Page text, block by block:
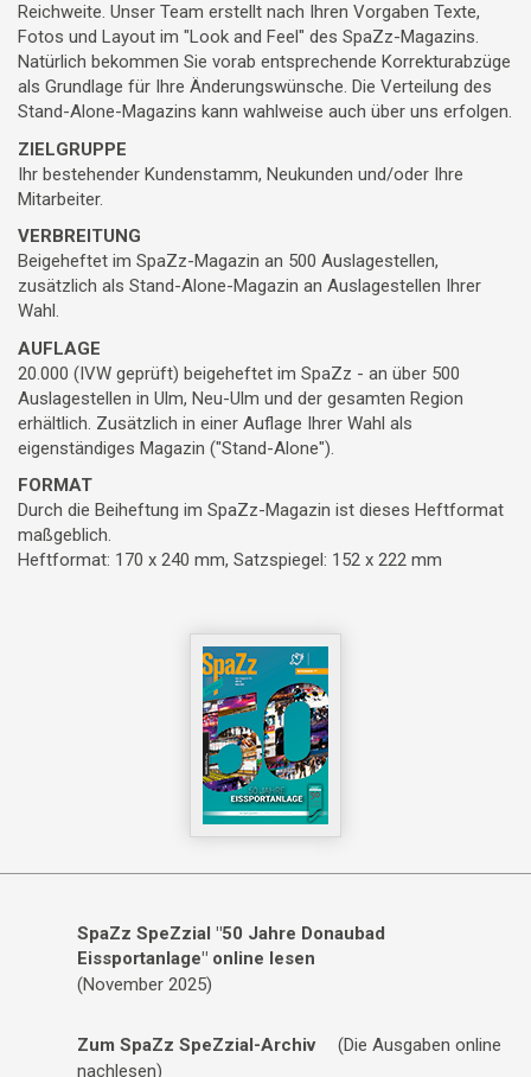
Reichweite. Unser Team erstellt nach Ihren Vorgaben Texte,
Fotos und Layout im "Look and Feel" des SpaZz-Magazins.
Natürlich bekommen Sie vorab entsprechende Korrekturabzüge
als Grundlage für Ihre Änderungswünsche. Die Verteilung des
Stand-Alone-Magazins kann wahlweise auch über uns erfolgen.
ZIELGRUPPE
Ihr bestehender Kundenstamm, Neukunden und/oder Ihre
Mitarbeiter.
VERBREITUNG
Beigeheftet im SpaZz-Magazin an 500 Auslagestellen,
zusätzlich als Stand-Alone-Magazin an Auslagestellen Ihrer
Wahl.
AUFLAGE
20.000 (IVW geprüft) beigeheftet im SpaZz - an über 500
Auslagestellen in Ulm, Neu-Ulm und der gesamten Region
erhältlich. Zusätzlich in einer Auflage Ihrer Wahl als
eigenständiges Magazin ("Stand-Alone").
FORMAT
Durch die Beiheftung im SpaZz-Magazin ist dieses Heftformat
maßgeblich.
Heftformat: 170 x 240 mm, Satzspiegel: 152 x 222 mm
SpaZz SpeZzial "50 Jahre Donaubad
Eissportanlage" online lesen
(November 2025)
Zum SpaZz SpeZzial-Archiv
(Die Ausgaben online
nachlesen)